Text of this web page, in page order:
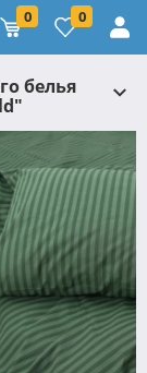
0 0
белья